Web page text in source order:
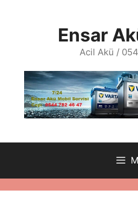
Ensar
Acil Akü /